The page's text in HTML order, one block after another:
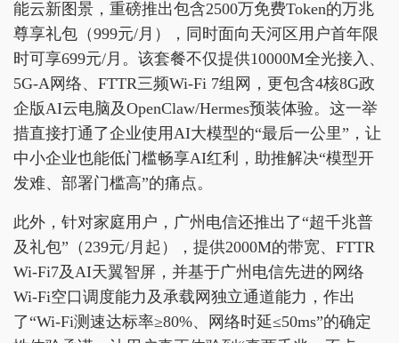
能云新图景，重磅推出包含2500万免费Token的万兆
尊享礼包（999元/月），同时面向天河区用户首年限
时可享699元/月。该套餐不仅提供10000M全光接入、
5G-A网络、FTTR三频Wi-Fi 7组网，更包含4核8G政
企版AI云电脑及OpenClaw/Hermes预装体验。这一举
措直接打通了企业使用AI大模型的“最后一公里”，让
中小企业也能低门槛畅享AI红利，助推解决“模型开
发难、部署门槛高”的痛点。
此外，针对家庭用户，广州电信还推出了“超千兆普
及礼包”（239元/月起），提供2000M的带宽、FTTR
Wi-Fi7及AI天翼智屏，并基于广州电信先进的网络
Wi-Fi空口调度能力及承载网独立通道能力，作出
了“Wi-Fi测速达标率≥80%、网络时延≤50ms”的确定